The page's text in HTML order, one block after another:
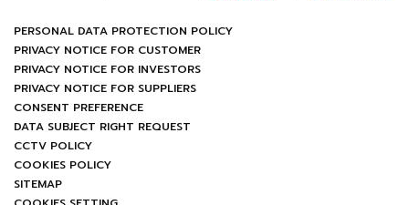
PERSONAL DATA PROTECTION POLICY
PRIVACY NOTICE FOR CUSTOMER
PRIVACY NOTICE FOR INVESTORS
PRIVACY NOTICE FOR SUPPLIERS
CONSENT PREFERENCE
DATA SUBJECT RIGHT REQUEST
CCTV POLICY
COOKIES POLICY
SITEMAP